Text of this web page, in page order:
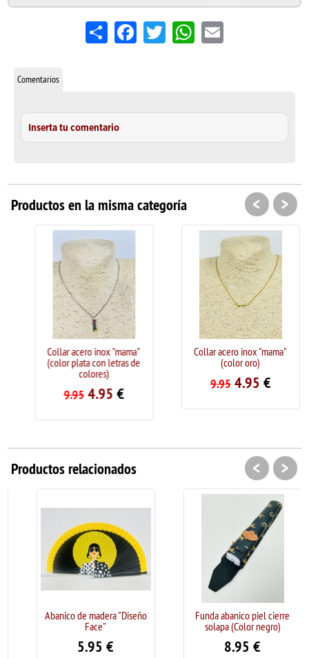
Share FacebookTwitterWhatsApp
Email
Comentarios
Inserta tu comentario
Productos en la misma categoría
Collar acero inox "mama"
(color plata con letras de
colores)
9.95 4.95€
Collar acero inox "mama"
(color oro)
9.95 4.95€
< >
Productos relacionados
Abanico de madera "Diseño
Face"
5.95€
Funda abanico piel cierre
solapa (Color negro)
8.95€
< >